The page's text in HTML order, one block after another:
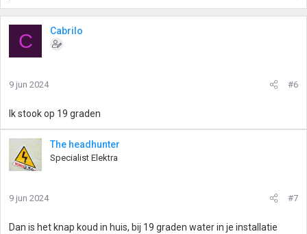
a
d
n
e
n
:
C Cabrilo
9 jun 2024 #6
Ik stook op 19 graden
The headhunter
Specialist Elektra
9 jun 2024 #7
Dan is het knap koud in huis, bij 19 graden water in je installatie